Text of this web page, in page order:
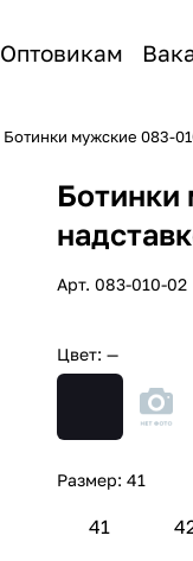
Оптовикам
Ботинки мужские 083-
Арт.083-010-02
Цвет:—
Размер:41
41